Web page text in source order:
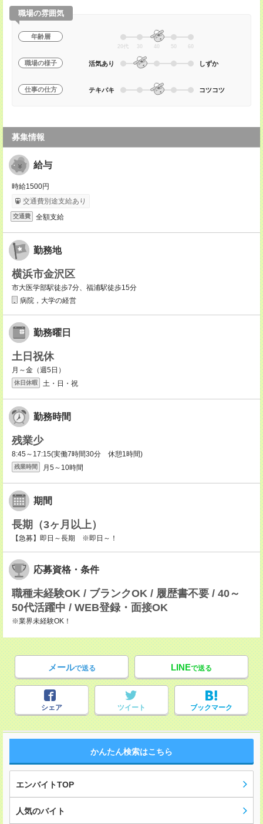
職場の雰囲気
年齢層
20代 30 40 50 60
職場の様子 活気あり しずか
仕事の仕方 テキパキ コツコツ
募集情報
給与
時給1500円
交通費別途支給あり
交通費 全額支給
勤務地
横浜市金沢区
市大医学部駅徒歩7分、福浦駅徒歩15分
病院，大学の経営
勤務曜日
土日祝休
月～金（週5日）
休日休暇 土・日・祝
勤務時間
残業少
8:45～17:15(実働7時間30分 休憩1時間)
残業時間 月5～10時間
期間
長期（3ヶ月以上）
【急募】即日～長期 ※即日～！
応募資格・条件
職種未経験OK / ブランクOK / 履歴書不要 / 40～
50代活躍中 / WEB登録・面接OK
※業界未経験OK！
メールで送る LINEで送る
シェア ツイート ブックマーク
かんたん検索はこちら
エンバイトTOP
人気のバイト